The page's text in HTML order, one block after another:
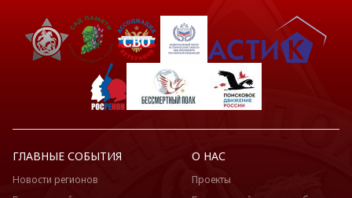
ГЛАВНЫЕ СОБЫТИЯ
Новости регионов
О НАС
Проекты